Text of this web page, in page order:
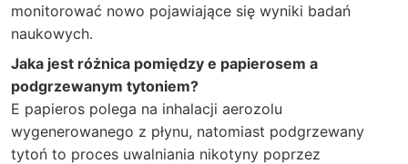
monitorować nowo pojawiające się wyniki badań
naukowych.
Jaka jest różnica pomiędzy e papierosem a
podgrzewanym tytoniem?
E papieros polega na inhalacji aerozolu
wygenerowanego z płynu, natomiast podgrzewany
tytoń to proces uwalniania nikotyny poprzez